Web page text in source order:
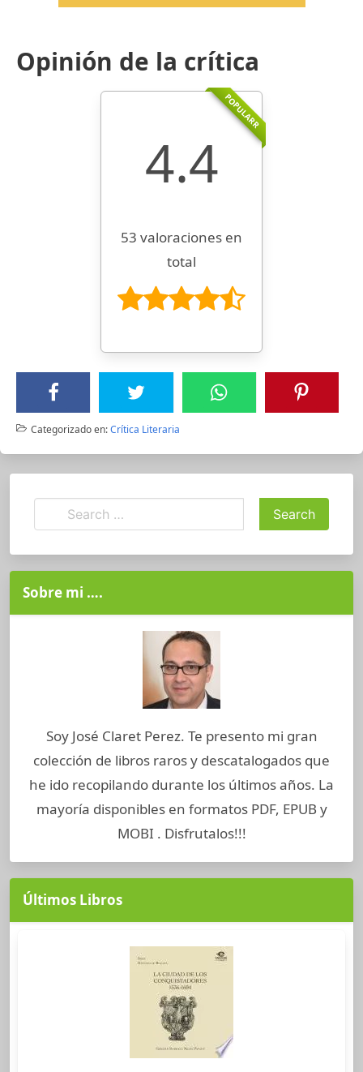
Opinión de la crítica
POPULARR
4.4
53 valoraciones en
total
Categorizado en:Crítica Literaria
Sobre mi ….
Soy José Claret Perez. Te presento mi gran
colección de libros raros y descatalogados que
he ido recopilando durante los últimos años. La
mayoría disponibles en formatos PDF, EPUB y
MOBI . Disfrutalos!!!
Últimos Libros